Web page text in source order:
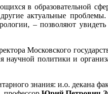
в образовательной
актуальные
– позволяют
Московского
политики и
знания: и.о. декана